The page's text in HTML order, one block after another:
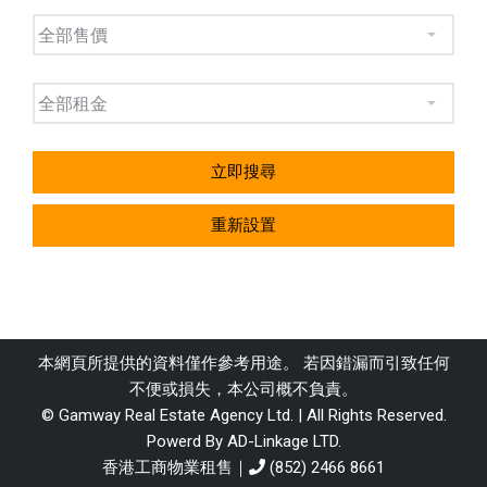
立即搜尋
重新設置
本網頁所提供的資料僅作參考用途。 若因錯漏而引致任何
不便或損失，本公司概不負責。
© Gamway Real Estate Agency Ltd. | All Rights Reserved.
Powerd By AD-Linkage LTD.
香港工商物業租售｜
(852) 2466 8661